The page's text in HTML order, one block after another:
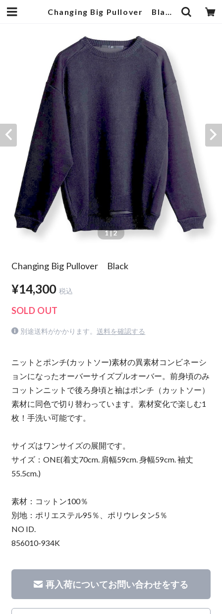
Changing Big Pullover Black | 武蔵小杉のセレクトショップ【ナクール】-nakool-
1| 2
Changing Big Pullover Black
¥14,300 税込
SOLD OUT
別途送料がかかります。 送料を確認する
ニットとポンチ(カットソー)素材の異素材コンビネーシ
ョンになったオーバーサイズプルオーバー。前身頃のみ
コットンニットで後ろ身頃と袖はポンチ（カットソー）
素材に同色で切り替わっています。素材変化で楽しむ1
枚！手洗い可能です。
サイズはワンサイズの展開です。
サイズ：ONE(着丈70cm. 肩幅59cm. 身幅59cm. 袖丈
55.5cm.)
素材：コットン100％
別地：ポリエステル95％、ポリウレタン5％
NO ID.
856010-934K
再入荷についてお問い合わせをする